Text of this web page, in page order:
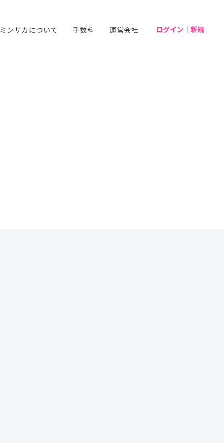
ミンサカについて 手数料 運営会社 ログイン｜新規